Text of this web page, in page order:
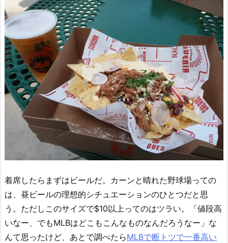
着席したらまずはビールだ。カーンと晴れた野球場っての
は、昼ビールの理想的シチュエーションのひとつだと思
う。ただしこのサイズで$10以上ってのはツラい。「値段高
いなー、でもMLBはどこもこんなものなんだろうなー」な
んて思ったけど、あとで調べたらMLBで断トツで一番高い